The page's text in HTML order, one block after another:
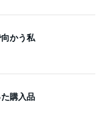
かう私
購入品